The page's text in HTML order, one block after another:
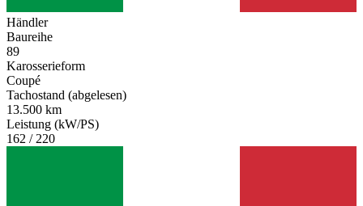
Händler
Baureihe
89
Karosserieform
Coupé
Tachostand (abgelesen)
13.500 km
Leistung (kW/PS)
162 / 220